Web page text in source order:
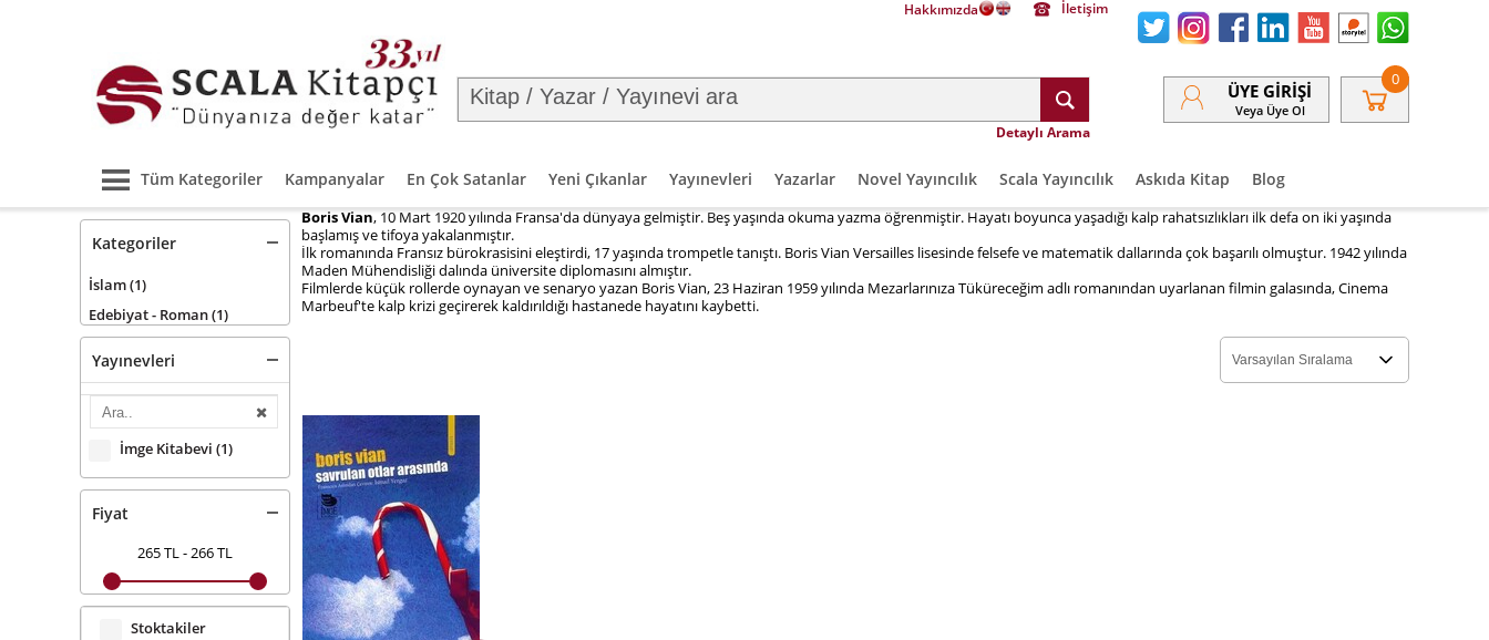
Hakkımızda İletişim
Detaylı Arama
ÜYE GIRIŞI
Veya Üye Ol
0
Tüm Kategoriler Kampanyalar En Çok Satanlar Yeni Çıkanlar Yayınevleri Yazarlar Novel Yayıncılık Scala Yayıncılık Askıda Kitap Blog
Kategoriler
İslam(1)
Edebiyat - Roman(1)
Yayınevleri
İmge Kitabevi (1)
Fiyat
265 TL-266 TL
Stoktakiler
Boris Vian, 10 Mart 1920 yılında Fransa'da dünyaya gelmiştir. Beş yaşında okuma yazma öğrenmiştir. Hayatı boyunca yaşadığı kalp rahatsızlıkları ilk defa on iki yaşında
başlamış ve tifoya yakalanmıştır.
İlk romanında Fransız bürokrasisini eleştirdi, 17 yaşında trompetle tanıştı. Boris Vian Versailles lisesinde felsefe ve matematik dallarında çok başarılı olmuştur. 1942 yılında
Maden Mühendisliği dalında üniversite diplomasını almıştır.
Filmlerde küçük rollerde oynayan ve senaryo yazan Boris Vian, 23 Haziran 1959 yılında Mezarlarınıza Tüküreceğim adlı romanından uyarlanan filmin galasında, Cinema
Marbeuf'te kalp krizi geçirerek kaldırıldığı hastanede hayatını kaybetti.